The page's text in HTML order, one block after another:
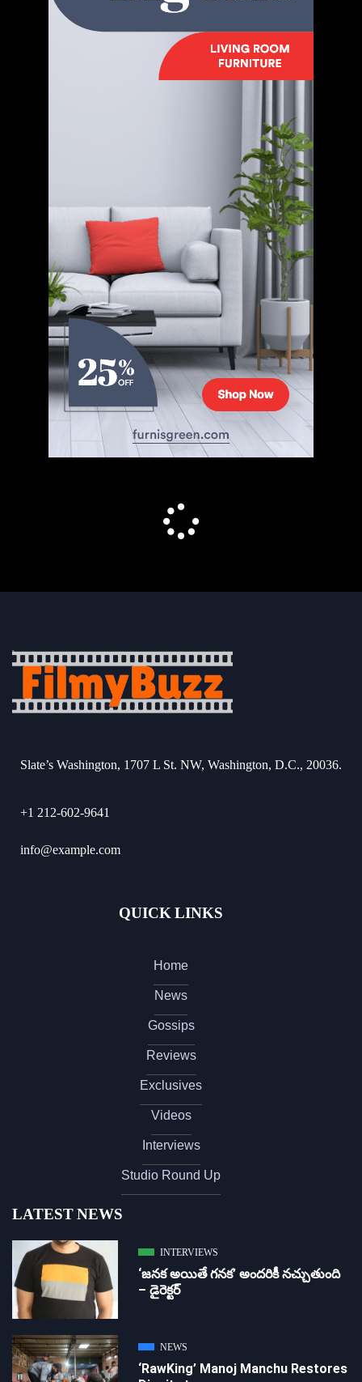
Slate’s Washington, 1707 L St. NW, Washington, D.C., 20036.
+1 212-602-9641
info@example.com
QUICK LINKS
Home
News
Gossips
Reviews
Exclusives
Videos
Interviews
Studio Round Up
LATEST NEWS
INTERVIEWS
‘జ‌న‌క అయితే గ‌న‌క‌’ అందరికీ నచ్చుతుంది
– డైరెక్ట‌ర్
NEWS
‘RawKing’ Manoj Manchu Restores